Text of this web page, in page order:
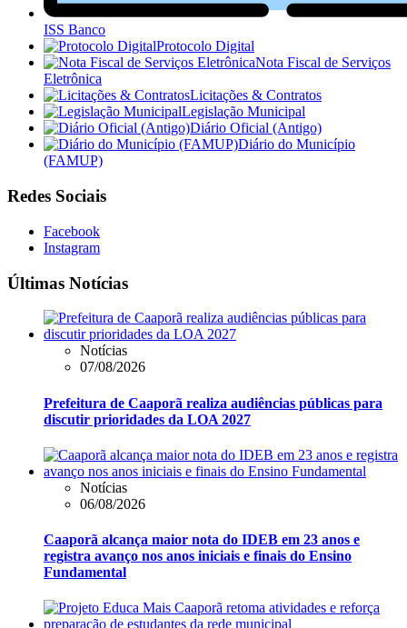
ISS Banco
Protocolo Digital
Nota Fiscal de Serviços
Eletrônica
Licitações & Contratos
Legislação Municipal
Diário Oficial (Antigo)
Diário do Município
(FAMUP)
Redes Sociais
Facebook
Instagram
Últimas Notícias
Notícias
07/08/2026
Prefeitura de Caaporã realiza audiências públicas para
discutir prioridades da LOA 2027
Notícias
06/08/2026
Caaporã alcança maior nota do IDEB em 23 anos e
registra avanço nos anos iniciais e finais do Ensino
Fundamental